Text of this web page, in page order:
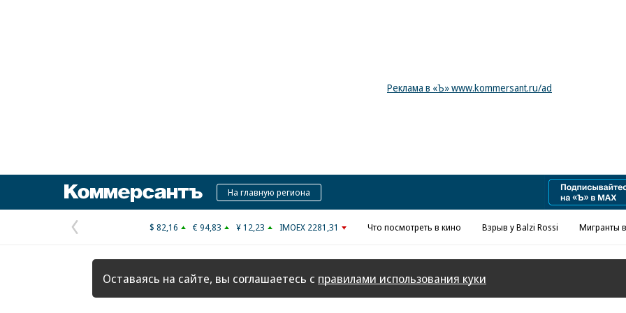
Реклама в «Ъ» www.kommersant.ru/ad
КоммерсантъНа главную региона
Предыдущая
страница
$ 82,16 € 94,83 ¥ 12,23 IMOEX 2281,31 Что посмотреть в кино Взрыв у Balzi Rossi Мигранты
Оставаясь на сайте, вы соглашаетесь с правилами использования куки